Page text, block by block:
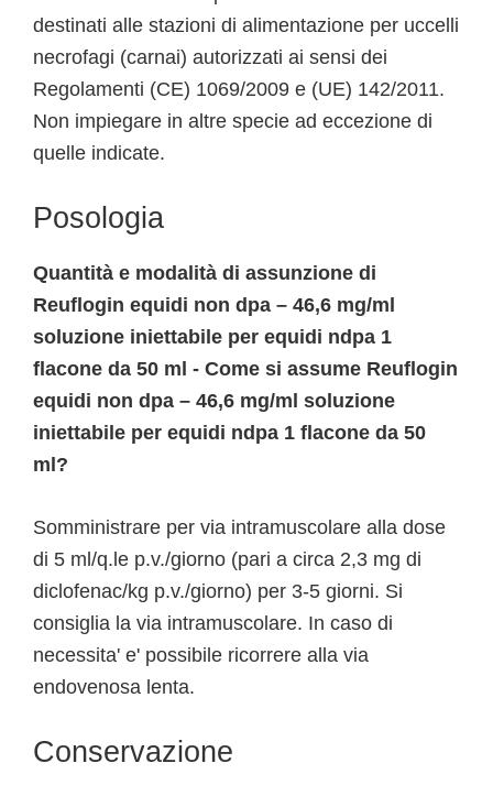
destinati alle stazioni di alimentazione per uccelli
necrofagi (carnai) autorizzati ai sensi dei
Regolamenti (CE) 1069/2009 e (UE) 142/2011.
Non impiegare in altre specie ad eccezione di
quelle indicate.
Posologia
Quantità e modalità di assunzione di
Reuflogin equidi non dpa – 46,6 mg/ml
soluzione iniettabile per equidi ndpa 1
flacone da 50 ml - Come si assume Reuflogin
equidi non dpa – 46,6 mg/ml soluzione
iniettabile per equidi ndpa 1 flacone da 50
ml?
Somministrare per via intramuscolare alla dose
di 5 ml/q.le p.v./giorno (pari a circa 2,3 mg di
diclofenac/kg p.v./giorno) per 3-5 giorni. Si
consiglia la via intramuscolare. In caso di
necessita' e' possibile ricorrere alla via
endovenosa lenta.
Conservazione